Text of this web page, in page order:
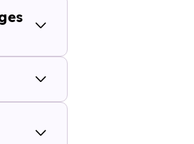
Belbèze-en-
locatif à prendre en
en-